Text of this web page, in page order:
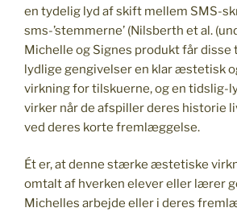
en tydelig lyd af skift mellem SMS-
sms-’stemmerne’ (Nilsberth et al.
Michelle og Signes produkt får disse
lydlige gengivelser en klar æstetisk
virkning for tilskuerne, og en tidslig-
virker når de afspiller deres historie
ved deres korte fremlæggelse.
Ét er, at denne stærke æstetiske
omtalt af hverken elever eller lærer
Michelles arbejde eller i deres